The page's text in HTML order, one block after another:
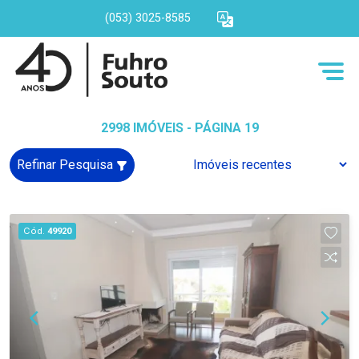
(053) 3025-8585
2998 IMÓVEIS - PÁGINA 19
Refinar Pesquisa
Cód. 49920